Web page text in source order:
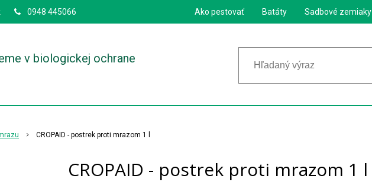
v biologickej ochrane
0948 445066 Ako pestovať Batáty Sadbové zemiaky
CROPAID - postrek proti mrazom 1 l
CROPAID - postrek proti mrazom 1 l